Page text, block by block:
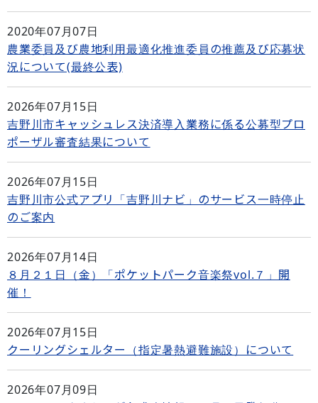
2020年07月07日
農業委員及び農地利用最適化推進委員の推薦及び応募状
況について(最終公表)
2026年07月15日
吉野川市キャッシュレス決済導入業務に係る公募型プロ
ポーザル審査結果について
2026年07月15日
吉野川市公式アプリ「吉野川ナビ」のサービス一時停止
のご案内
2026年07月14日
８月２１日（金）「ポケットパーク音楽祭vol.７」開
催！
2026年07月15日
クーリングシェルター（指定暑熱避難施設）について
2026年07月09日